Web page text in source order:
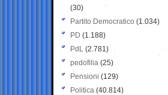
(30)
Partito Democratico (1.034)
PD (1.188)
PdL (2.781)
pedofilia (25)
Pensioni (129)
Politica (40.814)